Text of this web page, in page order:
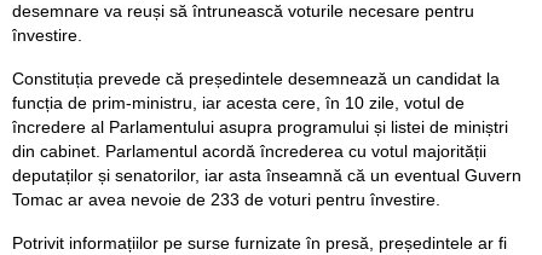
desemnare va reuși să întrunească voturile necesare pentru
învestire.
Constituția prevede că președintele desemnează un candidat la
funcția de prim‑ministru, iar acesta cere, în 10 zile, votul de
încredere al Parlamentului asupra programului și listei de miniștri
din cabinet. Parlamentul acordă încrederea cu votul majorității
deputaților și senatorilor, iar asta înseamnă că un eventual Guvern
Tomac ar avea nevoie de 233 de voturi pentru învestire.
Potrivit informațiilor pe surse furnizate în presă, președintele ar fi